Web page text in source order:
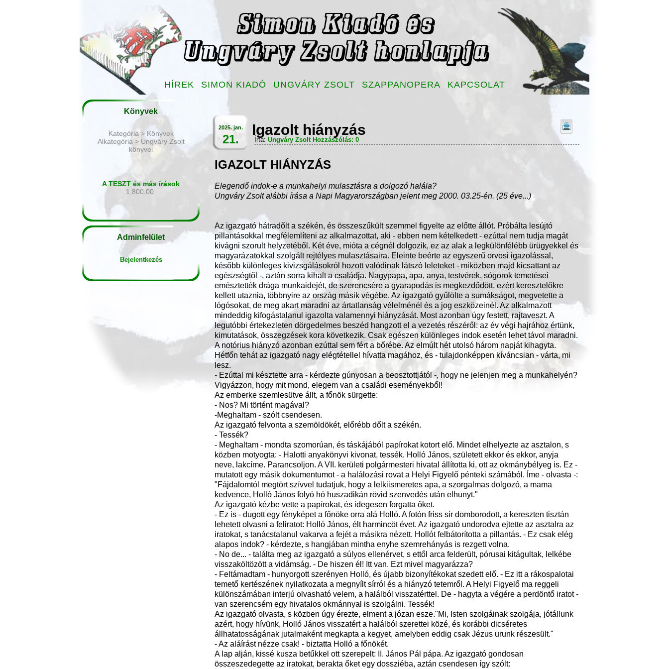
HÍREK SIMON KIADÓ UNGVÁRY ZSOLT SZAPPANOPERA KAPCSOLAT
Könyvek
Kategória > Könyvek
Alkategória > Ungváry Zsolt
könyvei
A TESZT és más írások
1,800.00
Adminfelület
Bejelentkezés
2025. jan.
21.
Igazolt hiányzás
Írta: Ungváry Zsolt Hozzászólás: 0
IGAZOLT HIÁNYZÁS
Elegendő indok-e a munkahelyi mulasztásra a dolgozó halála?
Ungváry Zsolt alábbi írása a Napi Magyarországban jelent meg 2000. 03.25-én. (25 éve...)
Az igazgató hátradőlt a székén, és összeszűkült szemmel figyelte az előtte állót. Próbálta lesújtó
pillantásokkal megfélemlíteni az alkalmazottat, aki - ebben nem kételkedett - ezúttal nem tudja magát
kivágni szorult helyzetéből. Két éve, mióta a cégnél dolgozik, ez az alak a legkülönfélébb ürügyekkel és
magyarázatokkal szolgált rejtélyes mulasztásaira. Eleinte beérte az egyszerű orvosi igazolással,
később különleges kivizsgálásokról hozott valódinak látszó leleteket - miközben majd kicsattant az
egészségtől -, aztán sorra kihalt a családja. Nagypapa, apa, anya, testvérek, sógorok temetései
emésztették drága munkaidejét, de szerencsére a gyarapodás is megkezdődött, ezért keresztelőkre
kellett utaznia, többnyire az ország másik végébe. Az igazgató gyűlölte a sumákságot, megvetette a
lógósokat, de meg akart maradni az ártatlanság vélelménél és a jog eszközeinél. Az alkalmazott
mindeddig kifogástalanul igazolta valamennyi hiányzását. Most azonban úgy festett, rajtaveszt. A
legutóbbi értekezleten dörgedelmes beszéd hangzott el a vezetés részéről: az év végi hajrához értünk,
kimutatások, összegzések kora következik. Csak egészen különleges indok esetén lehet távol maradni.
A notórius hiányzó azonban ezúttal sem fért a bőrébe. Az elmúlt hét utolsó három napját kihagyta.
Hétfőn tehát az igazgató nagy elégtétellel hívatta magához, és - tulajdonképpen kíváncsian - várta, mi
lesz.
- Ezúttal mi késztette arra - kérdezte gúnyosan a beosztottjától -, hogy ne jelenjen meg a munkahelyén?
Vigyázzon, hogy mit mond, elegem van a családi eseményekből!
Az emberke szemlesütve állt, a főnök sürgette:
- Nos? Mi történt magával?
-Meghaltam - szólt csendesen.
Az igazgató felvonta a szemöldökét, előrébb dőlt a székén.
- Tessék?
- Meghaltam - mondta szomorúan, és táskájából papírokat kotort elő. Mindet elhelyezte az asztalon, s
közben motyogta: - Halotti anyakönyvi kivonat, tessék. Holló János, született ekkor és ekkor, anyja
neve, lakcíme. Parancsoljon. A VII. kerületi polgármesteri hivatal állította ki, ott az okmánybélyeg is. Ez -
mutatott egy másik dokumentumot - a halálozási rovat a Helyi Figyelő pénteki számából. Íme - olvasta -:
"Fájdalomtól megtört szívvel tudatjuk, hogy a lelkiismeretes apa, a szorgalmas dolgozó, a mama
kedvence, Holló János folyó hó huszadikán rövid szenvedés után elhunyt."
Az igazgató kézbe vette a papírokat, és idegesen forgatta őket.
- Ez is - dugott egy fényképet a főnöke orra alá Holló. A fotón friss sír domborodott, a kereszten tisztán
lehetett olvasni a feliratot: Holló János, élt harmincöt évet. Az igazgató undorodva ejtette az asztalra az
iratokat, s tanácstalanul vakarva a fejét a másikra nézett. Hollót felbátorította a pillantás. - Ez csak elég
alapos indok? - kérdezte, s hangjában mintha enyhe szemrehányás is rezgett volna.
- No de... - találta meg az igazgató a súlyos ellenérvet, s ettől arca felderült, pórusai kitágultak, lelkébe
visszaköltözött a vidámság. - De hiszen él! Itt van. Ezt mivel magyarázza?
- Feltámadtam - hunyorgott szerényen Holló, és újabb bizonyítékokat szedett elő. - Ez itt a rákospalotai
temető kertészének nyilatkozata a megnyílt sírról és a hiányzó tetemről. A Helyi Figyelő ma reggeli
különszámában interjú olvasható velem, a halálból visszatérttel. De - hagyta a végére a perdöntő iratot -
van szerencsém egy hivatalos okmánnyal is szolgálni. Tessék!
Az igazgató olvasta, s közben úgy érezte, elment a józan esze."Mi, Isten szolgáinak szolgája, jótállunk
azért, hogy hívünk, Holló János visszatért a halálból szerettei közé, és korábbi dicséretes
állhatatosságának jutalmaként megkapta a kegyet, amelyben eddig csak Jézus urunk részesült."
- Az aláírást nézze csak! - biztatta Holló a főnökét.
A lap alján, kissé kusza betűkkel ott szerepelt: II. János Pál pápa. Az igazgató gondosan
összeszedegette az iratokat, berakta őket egy dossziéba, aztán csendesen így szólt: